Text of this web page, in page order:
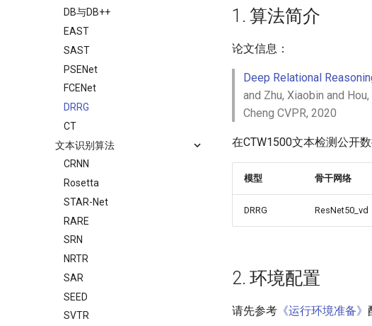
DB与DB++
EAST
SAST
PSENet
FCENet
DRRG
CT
文本识别算法
CRNN
Rosetta
STAR-Net
RARE
SRN
NRTR
SAR
SEED
SVTR
1. 算法简介
论文信息：
Deep Relational
and Zhu, Xiaobin and
Cheng CVPR, 2020
在CTW1500文本检测公开
模型 骨干网络
DRRG ResNet50_vd
2. 环境配置
请先参考 《运行环境准备》